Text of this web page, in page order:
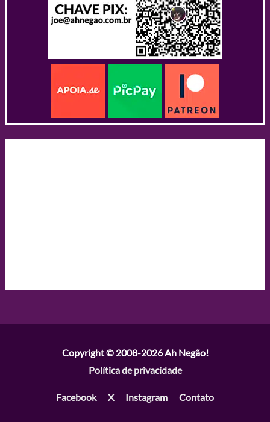
Copyright © 2008-2026Ah Negão!
Política de privacidade
Facebook X Instagram Contato